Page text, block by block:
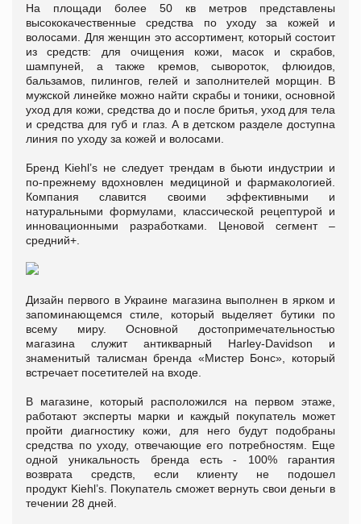
На площади более 50 кв метров представлены
высококачественные средства по уходу за кожей и
волосами. Для женщин это ассортимент, который состоит
из средств: для очищения кожи, масок и скрабов,
шампуней, а также кремов, сывороток, флюидов,
бальзамов, пилингов, гелей и заполнителей морщин. В
мужской линейке можно найти скрабы и тоники, основной
уход для кожи, средства до и после бритья, уход для тела
и средства для губ и глаз. А в детском разделе доступна
линия по уходу за кожей и волосами.
Бренд Kiehl’s не следует трендам в бьюти индустрии и
по-прежнему вдохновлен медициной и фармакологией.
Компания славится своими эффективными и
натуральными формулами, классической рецептурой и
инновационными разработками. Ценовой сегмент –
средний+.
Дизайн первого в Украине магазина выполнен в ярком и
запоминающемся стиле, который выделяет бутики по
всему миру. Основной достопримечательностью
магазина служит антикварный Harley-Davidson и
знаменитый талисман бренда «Мистер Бонс», который
встречает посетителей на входе.
В магазине, который расположился на первом этаже,
работают эксперты марки и каждый покупатель может
пройти диагностику кожи, для него будут подобраны
средства по уходу, отвечающие его потребностям. Еще
одной уникальность бренда есть - 100% гарантия
возврата средств, если клиенту не подошел
продукт Kiehl’s. Покупатель сможет вернуть свои деньги в
течении 28 дней.